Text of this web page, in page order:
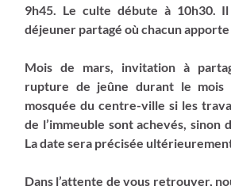
9h45. Le culte débute à 10h30.
déjeuner partagé où chacun apporte
Mois de mars , invitation à
rupture de jeûne durant le mois
mosquée du centre-ville si les
de l’immeuble sont achevés, sinon
La date sera précisée
Dans l’attente de vous retrouver,